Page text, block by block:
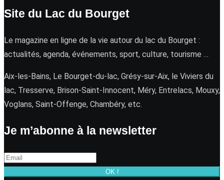
Site du Lac du Bourget
Le magazine en ligne de la vie autour du lac du Bourget :
actualités, agenda, événements, sport, culture, tourisme …
Aix-les-Bains, Le Bourget-du-lac, Grésy-sur-Aix, le Viviers du
lac, Tresserve, Brison-Saint-Innocent, Méry, Entrelacs, Mouxy,
Voglans, Saint-Offenge, Chambéry, etc.
Je m’abonne à la newsletter
OK !